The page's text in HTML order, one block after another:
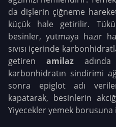
da dişlerin çiğneme
küçük hale getirilir.
besinler, yutmaya hazır
sıvısı içerinde
getiren amilazadında
karbonhidratın sindirimi
sonra epiglot adı
kapatarak, besinlerin
Yiyecekler yemek borusuna